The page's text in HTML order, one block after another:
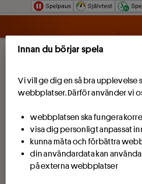
Hoppa
Innan du börjar spela
Vi vill ge dig en så bra upplevelse
webbplatser. Därför använder vi
webbplatsen ska fungera
visa dig personligt anpassat
kunna mäta och förbättra
din användardata kan
på externa webbplatser